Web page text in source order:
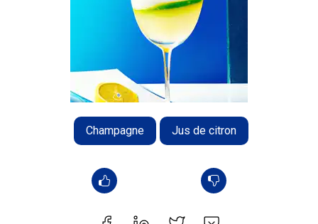
Champagne Jus de citron